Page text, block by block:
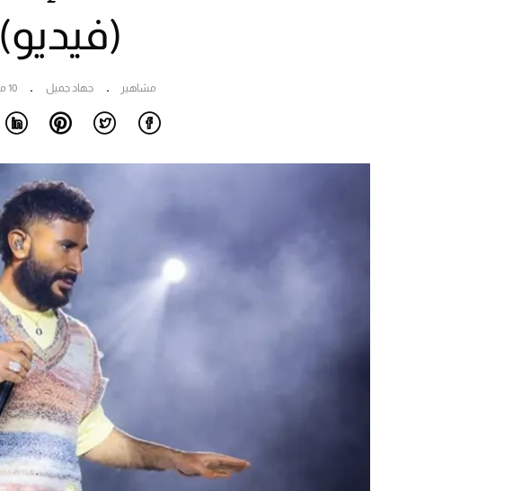
(فيديو)
مشاهير جهاد جميل 10 مايو 2026